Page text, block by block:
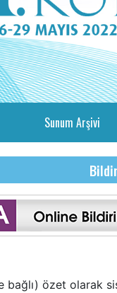
Sunum Arşivi
özet olarak